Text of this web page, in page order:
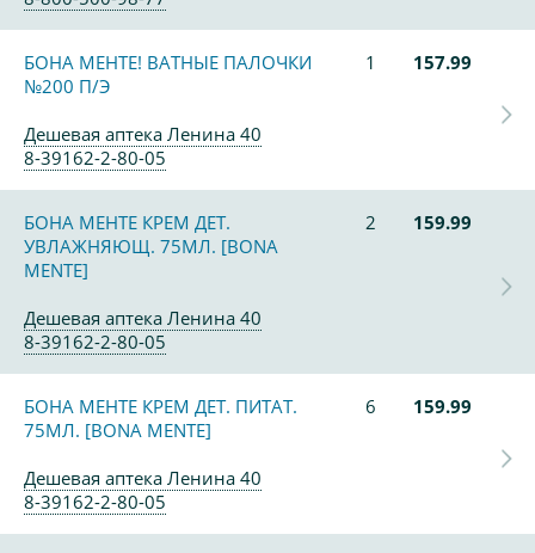
БОНА МЕНТЕ! ВАТНЫЕ ПАЛОЧКИ
№200 П/Э
1 157.99
Дешевая аптека Ленина 40
8-39162-2-80-05
БОНА МЕНТЕ КРЕМ ДЕТ.
УВЛАЖНЯЮЩ. 75МЛ. [BONA
MENTE]
2 159.99
Дешевая аптека Ленина 40
8-39162-2-80-05
БОНА МЕНТЕ КРЕМ ДЕТ. ПИТАТ.
75МЛ. [BONA MENTE]
6 159.99
Дешевая аптека Ленина 40
8-39162-2-80-05